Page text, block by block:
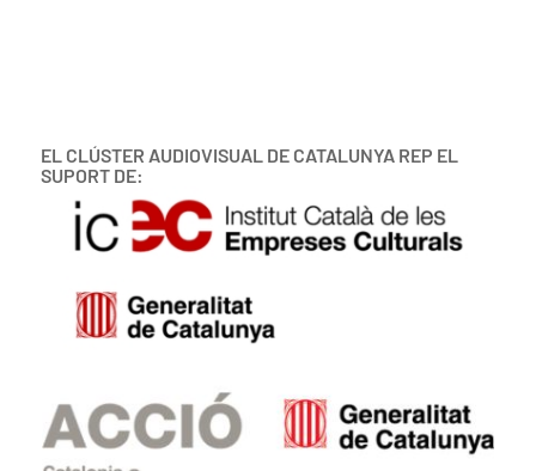
EL CLÚSTER AUDIOVISUAL DE CATALUNYA REP EL
SUPORT DE: